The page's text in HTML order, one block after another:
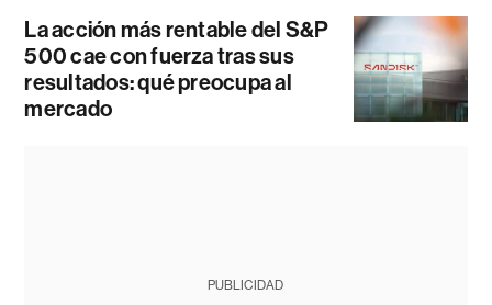
La acción más rentable del S&P
500 cae con fuerza tras sus
resultados: qué preocupa al
mercado
PUBLICIDAD